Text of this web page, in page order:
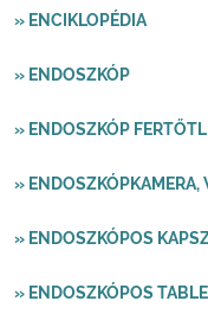
» ENCIKLOPÉDIA
» ENDOSZKÓP
» ENDOSZKÓP
» ENDOSZKÓPKAMERA,
» ENDOSZKÓPOS
» ENDOSZKÓPOS